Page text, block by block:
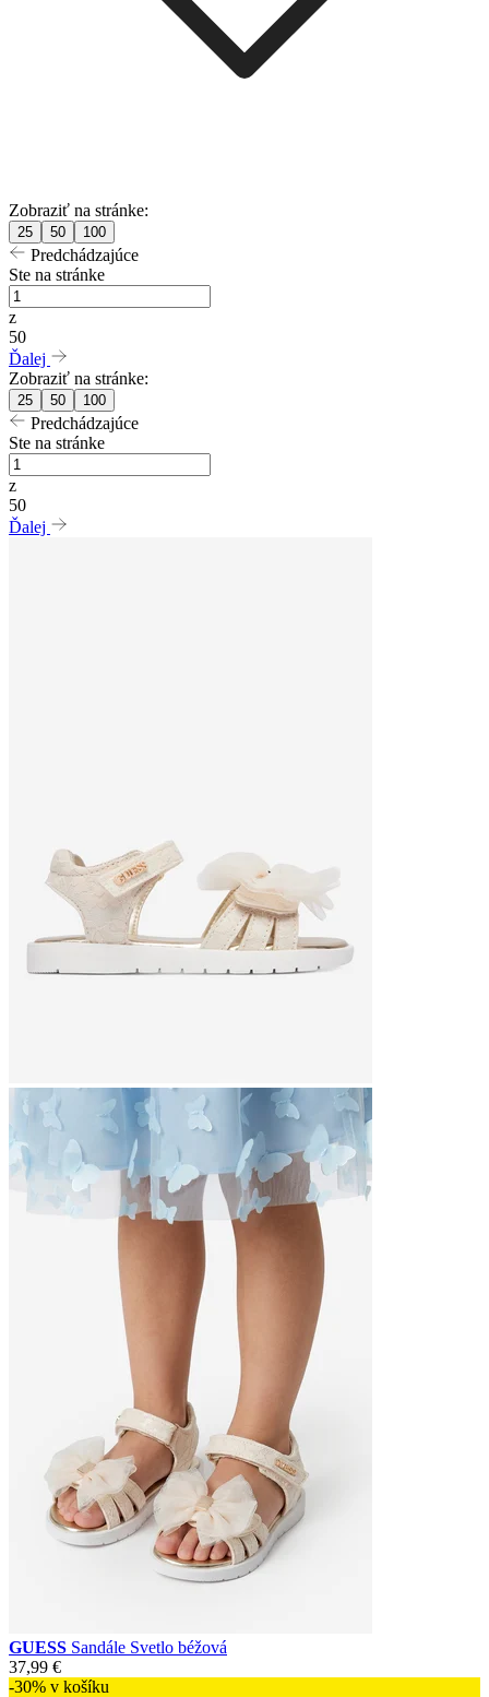
Zobraziť na stránke:
25 50 100
Predchádzajúce
Ste na stránke
z
50
Ďalej
Zobraziť na stránke:
25 50 100
Predchádzajúce
Ste na stránke
z
50
Ďalej
GUESS Sandále Svetlo béžová
37,99 €
-30% v košíku